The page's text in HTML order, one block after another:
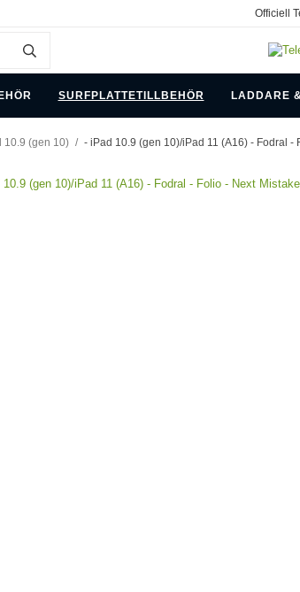
Officiell
SURFPLATTETILLBEHÖR LADDARE
10.9 (gen 10) / - iPad 10.9 (gen 10)/iPad 11 (A16) - Fodral -